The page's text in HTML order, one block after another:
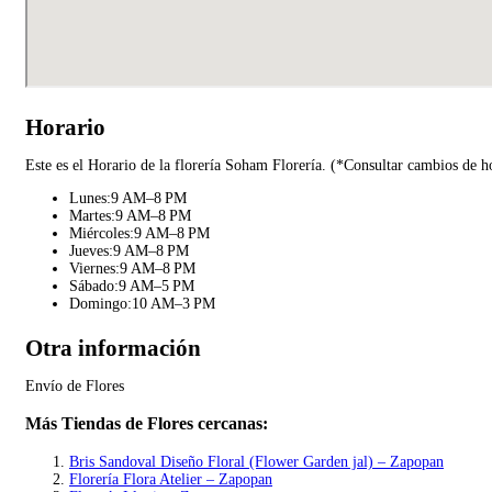
Horario
Este es el Horario de la florería Soham Florería. (*Consultar cambios de
Lunes:9 AM–8 PM
Martes:9 AM–8 PM
Miércoles:9 AM–8 PM
Jueves:9 AM–8 PM
Viernes:9 AM–8 PM
Sábado:9 AM–5 PM
Domingo:10 AM–3 PM
Otra información
Envío de Flores
Más Tiendas de Flores cercanas:
Bris Sandoval Diseño Floral (Flower Garden jal) – Zapopan
Florería Flora Atelier – Zapopan